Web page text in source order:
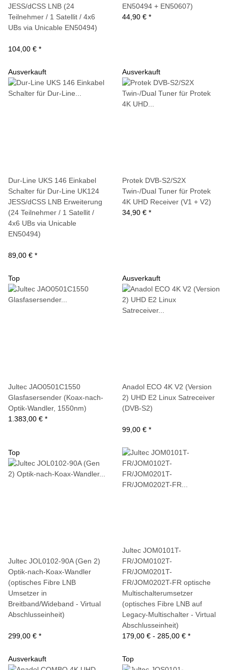
JESS/dCSS LNB (24
Teilnehmer / 1 Satellit / 4x6
UBs via Unicable EN50494)
104,00 € *
EN50494 + EN50607)
44,90 € *
Ausverkauft
Dur-Line UKS 146 Einkabel
Schalter für Dur-Line UK124
JESS/dCSS LNB Erweiterung
(24 Teilnehmer / 1 Satellit /
4x6 UBs via Unicable
EN50494)
89,00 € *
Ausverkauft
Protek DVB-S2/S2X
Twin-/Dual Tuner für Protek
4K UHD Receiver (V1 + V2)
34,90 € *
Top
Jultec JAO0501C1550
Glasfasersender (Koax-nach-
Optik-Wandler, 1550nm)
1.383,00 € *
Ausverkauft
Anadol ECO 4K V2 (Version
2) UHD E2 Linux Satreceiver
(DVB-S2)
99,00 € *
Top
Jultec JOL0102-90A (Gen 2)
Optik-nach-Koax-Wandler
(optisches Fibre LNB
Umsetzer in
Breitband/Wideband - Virtual
Abschlusseinheit)
299,00 € *
Jultec JOM0101T-
FR/JOM0102T-
FR/JOM0201T-
FR/JOM0202T-FR optische
Multischalterumsetzer
(optisches Fibre LNB auf
Legacy-Multischalter - Virtual
Abschlusseinheit)
179,00 € - 285,00 € *
Ausverkauft Top